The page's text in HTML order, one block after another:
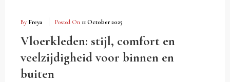
By Freya Posted On 11 October 2025
Vloerkleden: stijl, comfort en
veelzijdigheid voor binnen en
buiten